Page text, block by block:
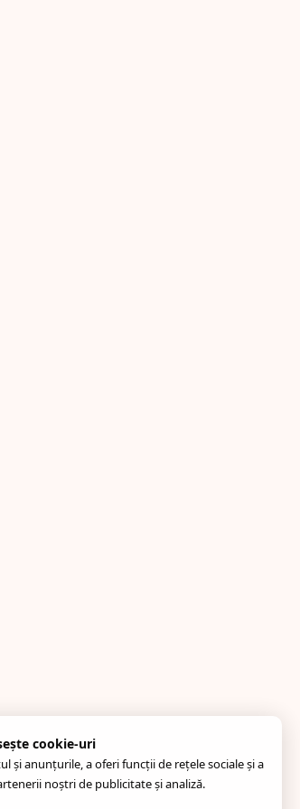
cookie-uri
și anunțurile, a oferi funcții de rețele sociale și a
noștri de publicitate și analiză.